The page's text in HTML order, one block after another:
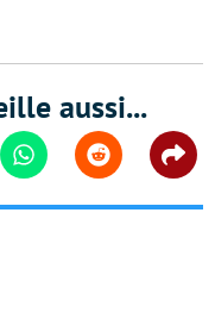
aussi...
WhatsappReddit